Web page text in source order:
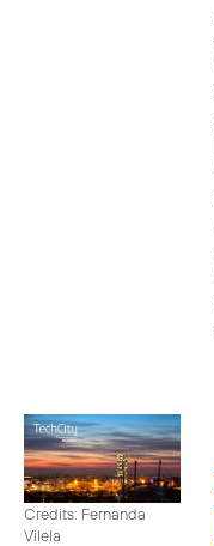
Credits: Fernanda
Vilela